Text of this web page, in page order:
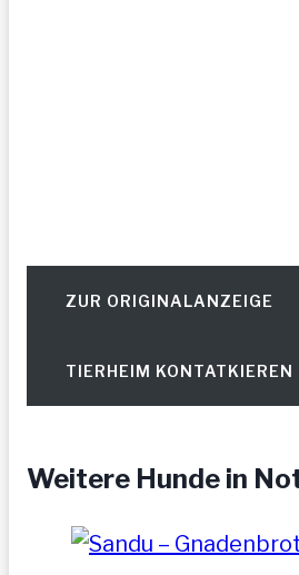
ZUR ORIGINALANZEIGE
TIERHEIM KONTATKIEREN
Weitere Hunde in